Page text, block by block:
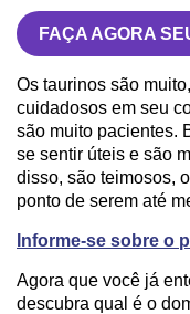
FAÇA AGORA
Os taurinos são
cuidadosos em seu
são muito pacientes.
se sentir úteis e são
disso, são teimosos,
ponto de serem até
Informe-se sobre o
Agora que você já
descubra qual é o